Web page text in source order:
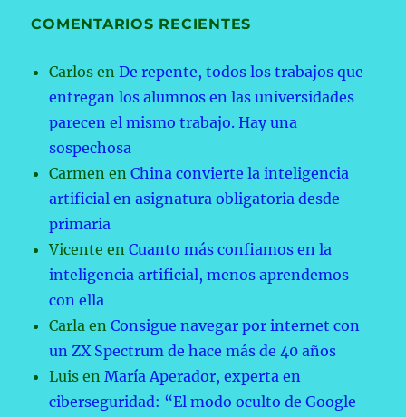
COMENTARIOS RECIENTES
Carlos enDe repente, todos los trabajos que
entregan los alumnos en las universidades
parecen el mismo trabajo. Hay una
sospechosa
Carmen enChina convierte la inteligencia
artificial en asignatura obligatoria desde
primaria
Vicente enCuanto más confiamos en la
inteligencia artificial, menos aprendemos
con ella
Carla enConsigue navegar por internet con
un ZX Spectrum de hace más de 40 años
Luis enMaría Aperador, experta en
ciberseguridad: “El modo oculto de Google